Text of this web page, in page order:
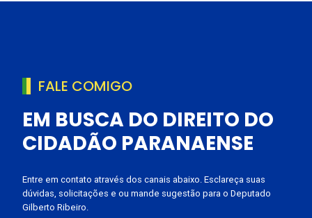
FALE COMIGO
EM BUSCA DO DIREITO DO
CIDADÃO PARANAENSE
Entre em contato através dos canais abaixo. Esclareça suas
dúvidas, solicitações e ou mande sugestão para o Deputado
Gilberto Ribeiro.